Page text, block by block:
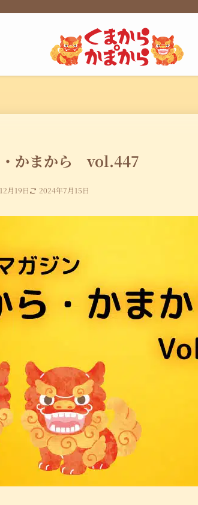
・かまから vol.447
月19日 2024年7月15日